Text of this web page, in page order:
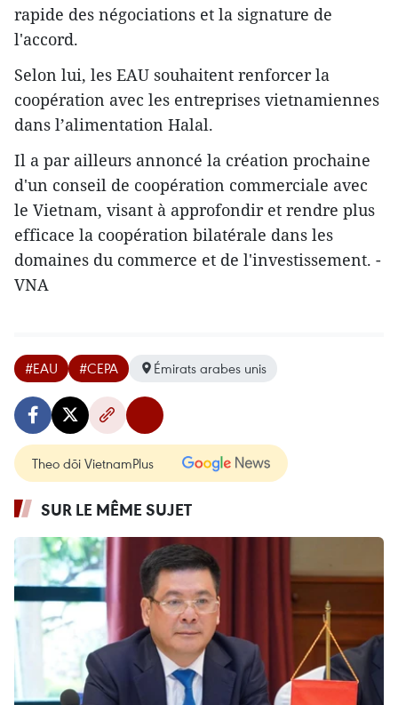
rapide des négociations et la signature de
l'accord.
Selon lui, les EAU souhaitent renforcer la
coopération avec les entreprises vietnamiennes
dans l’alimentation Halal.
Il a par ailleurs annoncé la création prochaine
d'un conseil de coopération commerciale avec
le Vietnam, visant à approfondir et rendre plus
efficace la coopération bilatérale dans les
domaines du commerce et de l'investissement. -
VNA
#EAU #CEPA Émirats arabes unis
Theo dõi VietnamPlus
SUR LE MÊME SUJET